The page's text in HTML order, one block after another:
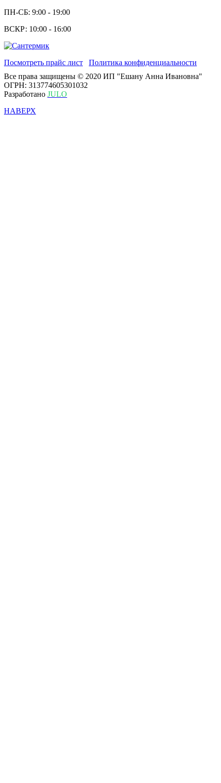
ПН-СБ: 9:00 - 19:00
ВСКР: 10:00 - 16:00
Посмотреть прайс лист
Политика конфиденциальности
Все права защищены © 2020 ИП "Ешану Анна Ивановна"
ОГРН: 313774605301032
Разработано JULO
НАВЕРХ